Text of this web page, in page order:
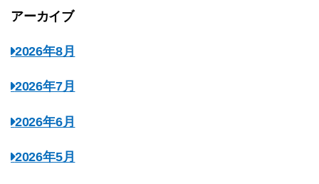
アーカイブ
2026年8月
2026年7月
2026年6月
2026年5月